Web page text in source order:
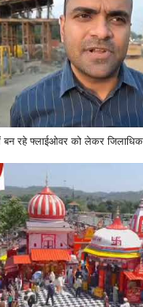
बन रहे फ्लाईओवर को लेकर